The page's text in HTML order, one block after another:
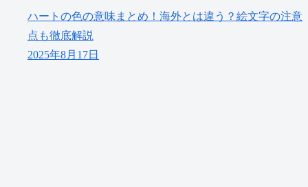
ハートの色の意味まとめ！海外とは違う？絵文字の注意
点も徹底解説
2025年8月17日